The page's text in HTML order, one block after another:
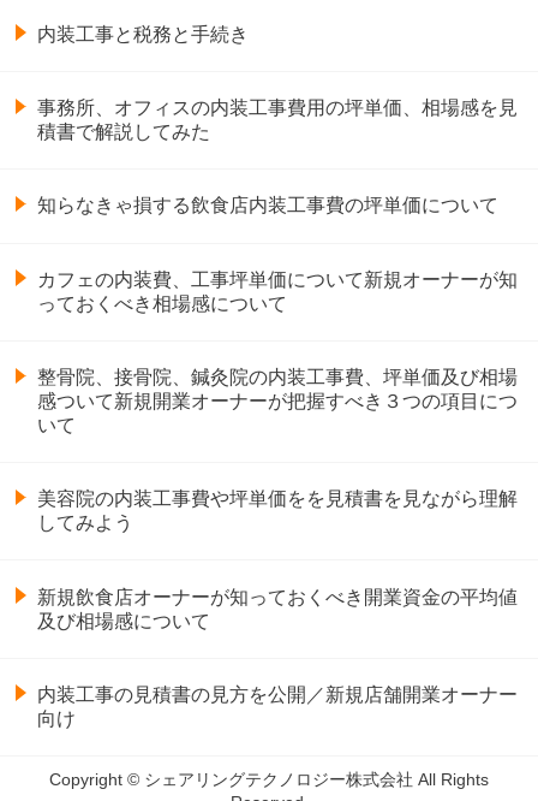
内装工事と税務と手続き
事務所、オフィスの内装工事費用の坪単価、相場感を見
積書で解説してみた
知らなきゃ損する飲食店内装工事費の坪単価について
カフェの内装費、工事坪単価について新規オーナーが知
っておくべき相場感について
整骨院、接骨院、鍼灸院の内装工事費、坪単価及び相場
感ついて新規開業オーナーが把握すべき３つの項目につ
いて
美容院の内装工事費や坪単価をを見積書を見ながら理解
してみよう
新規飲食店オーナーが知っておくべき開業資金の平均値
及び相場感について
内装工事の見積書の見方を公開／新規店舗開業オーナー
向け
Copyright © シェアリングテクノロジー株式会社 All Rights